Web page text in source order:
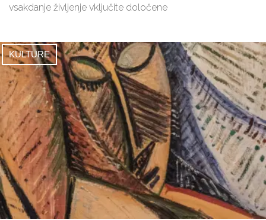
vsakdanje življenje vključite določene
KULTURE